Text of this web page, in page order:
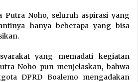
Putra Noho, seluruh aspirasi yang
hanya beberapa yang bisa
yang memadati kegiatan
Noho pun menjelaskan, bahwa
DPRD Boalemo mengadakan